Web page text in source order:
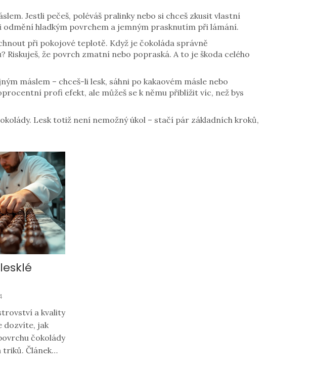
Jestli pečeš, poléváš pralinky nebo si chceš zkusit vlastní
odmění hladkým povrchem a jemným prasknutím při lámání.
při pokojové teplotě. Když je čokoláda správně
že povrch zmatní nebo popraská. A to je škoda celého
máslem – chceš-li lesk, sáhni po kakaovém másle nebo
profi efekt, ale můžeš se k němu přiblížit víc, než bys
Lesk totiž není nemožný úkol – stačí pár základních kroků,
a kvality
dozvíte, jak
čokolády
Článek